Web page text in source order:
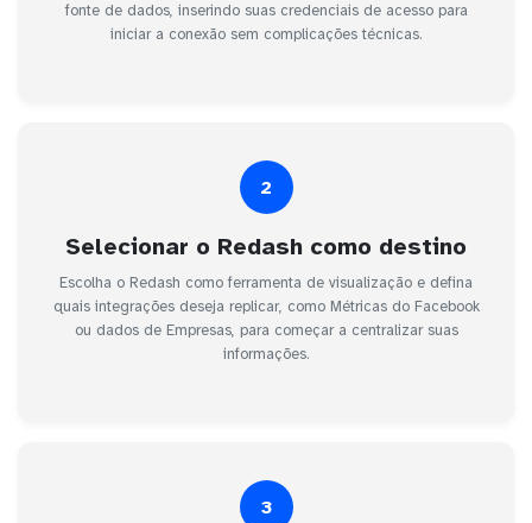
fonte de dados, inserindo suas credenciais de acesso para
iniciar a conexão sem complicações técnicas.
2
Selecionar o Redash como destino
Escolha o Redash como ferramenta de visualização e defina
quais integrações deseja replicar, como Métricas do Facebook
ou dados de Empresas, para começar a centralizar suas
informações.
3